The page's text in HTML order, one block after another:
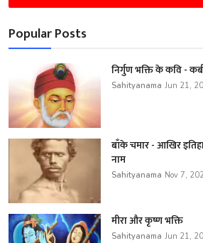
Popular Posts
निर्गुण भक्ति के कवि -
Sahityanama Jun 21,
बाँके चमार - आखिर
नाम
Sahityanama Nov 7,
मीरा और कृष्ण भक्ति
Sahityanama Jun 21,